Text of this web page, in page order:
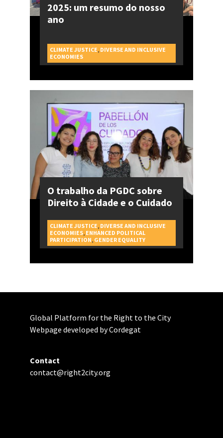
2025: um resumo do nosso
ano
CAMPAGNES
CLIMATE JUSTICE DIVERSE AND INCLUSIVE
ECONOMIES
O trabalho da PGDC sobre
Direito à Cidade e o Cuidado
CAMPAGNES
CLIMATE JUSTICE DIVERSE AND INCLUSIVE
ECONOMIES, ENHANCED POLITICAL
PARTICIPATION GENDER EQUALITY
Global Platform for the Right to the City
Webpage developed by Cordegat
Contact
contact@right2city.org